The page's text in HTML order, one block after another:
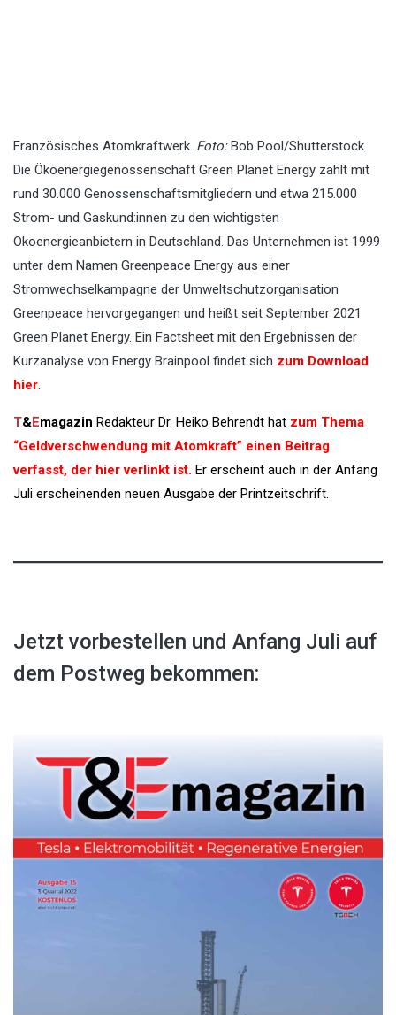
Französisches Atomkraftwerk. Foto:Bob Pool/Shutterstock
Die Ökoenergiegenossenschaft Green Planet Energy zählt mit
rund 30.000 Genossenschaftsmitgliedern und etwa 215.000
Strom- und Gaskund:innen zu den wichtigsten
Ökoenergieanbietern in Deutschland. Das Unternehmen ist 1999
unter dem Namen Greenpeace Energy aus einer
Stromwechselkampagne der Umweltschutzorganisation
Greenpeace hervorgegangen und heißt seit September 2021
Green Planet Energy. Ein Factsheet mit den Ergebnissen der
Kurzanalyse von Energy Brainpool findet sich zum Download
hier.
T&Emagazin Redakteur Dr. Heiko Behrendt hat zum Thema
“Geldverschwendung mit Atomkraft” einen Beitrag
verfasst, der hier verlinkt ist. Er erscheint auch in der Anfang
Juli erscheinenden neuen Ausgabe der Printzeitschrift.
Jetzt vorbestellen und Anfang Juli auf
dem Postweg bekommen: